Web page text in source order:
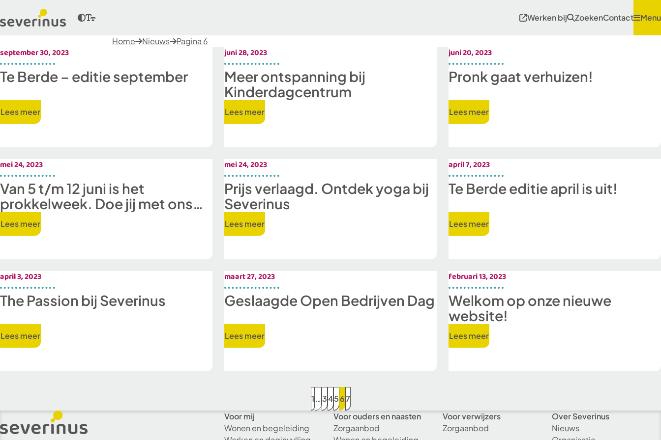
Werken bij ZoekenContact Menu
Home Nieuws Pagina 6
september 30, 2023
Te Berde – editie september
Lees meer
juni 28, 2023
Meer ontspanning bij
Kinderdagcentrum
Lees meer
juni 20, 2023
Pronk gaat verhuizen!
Lees meer
mei 24, 2023
Van 5 t/m 12 juni is het
prokkelweek. Doe jij met ons
mee?
Lees meer
mei 24, 2023
Prijs verlaagd. Ontdek yoga bij
Severinus
Lees meer
april 7, 2023
Te Berde editie april is uit!
Lees meer
april 3, 2023
The Passion bij Severinus
Lees meer
maart 27, 2023
Geslaagde Open Bedrijven Dag
Lees meer
februari 13, 2023
Welkom op onze nieuwe
website!
Lees meer
1…34567
Voor mij
Wonen en begeleiding
Voor ouders en naasten
Zorgaanbod
Voor verwijzers
Zorgaanbod
Over Severinus
Nieuws